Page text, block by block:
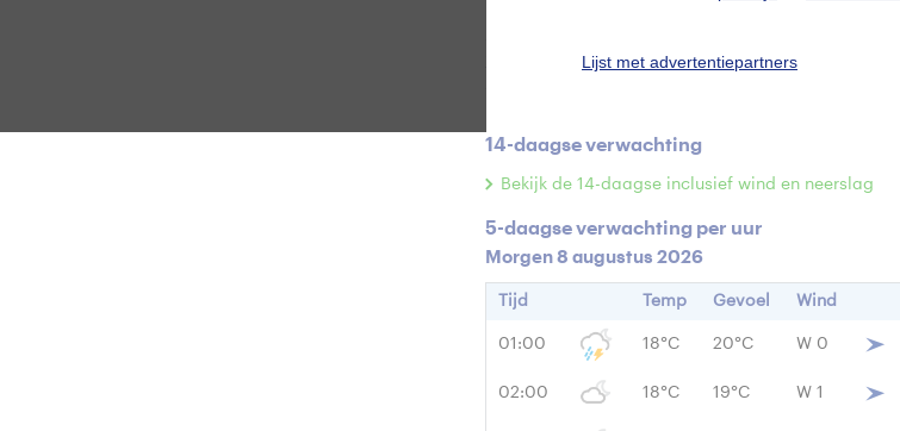
Lijst met advertentiepartners
Zonintensiteit - W/m2
14-daagse verwachting
Bekijk de 14-daagse inclusief wind en neerslag
5-daagse verwachting per uur
Morgen 8 augustus 2026
Tijd Temp Gevoel Wind
01:00 18°C 20°C W 0
02:00 18°C 19°C W 1